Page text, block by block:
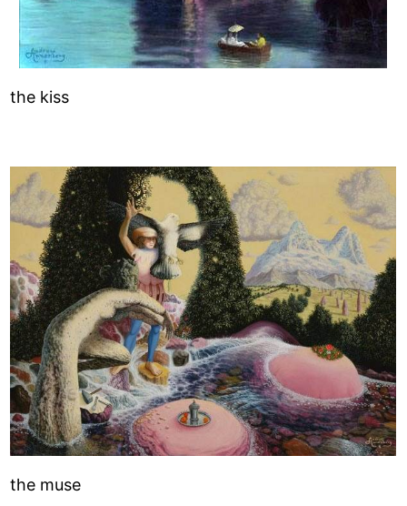
the kiss
the muse